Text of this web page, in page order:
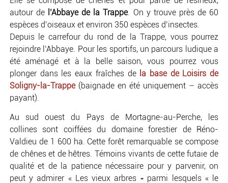
autour de l’Abbaye de la Trappe. On y trouve près de 60
espèces d’oiseaux et environ 350 espèces d’insectes.
Depuis le carrefour du rond de la Trappe, vous pourrez
rejoindre l’Abbaye. Pour les sportifs, un parcours ludique a
été aménagé et à la belle saison, vous pourrez vous
plonger dans les eaux fraîches de la base de Loisirs de
Soligny-la-Trappe(baignade en été uniquement – accès
payant).
Au sud ouest du Pays de Mortagne-au-Perche, les
collines sont coiffées du domaine forestier de Réno-
Valdieu de 1 600 ha. Cette forêt remarquable se compose
de chênes et de hêtres. Témoins vivants de cette futaie de
qualité et de la patience nécessaire pour y parvenir, on
peut y admirer « Les vieux arbres » parmi lesquels « le